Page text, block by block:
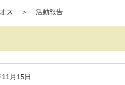
ス ＞ 活動報告
月15日